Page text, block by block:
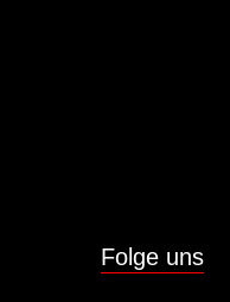
Folge uns